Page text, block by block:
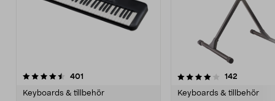
401
Keyboards & tillbehör
4.0 av 5 stjärnor 142
Keyboards & tillbehör
4.5 av 5 stjärnor